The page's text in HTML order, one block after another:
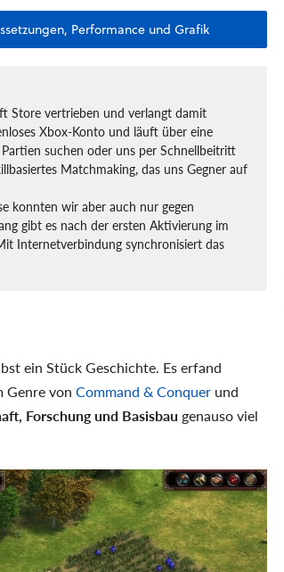
Performance und Grafik
Store vertrieben und verlangt damit
Xbox-Konto und läuft über eine
suchen oder uns per Schnellbeitritt
Matchmaking, das uns Gegner auf
konnten wir aber auch nur gegen
gibt es nach der ersten Aktivierung im
Internetverbindung synchronisiert das
ein Stück Geschichte. Es erfand
Genre von Command & Conquer und
Forschung und Basisbau genauso viel